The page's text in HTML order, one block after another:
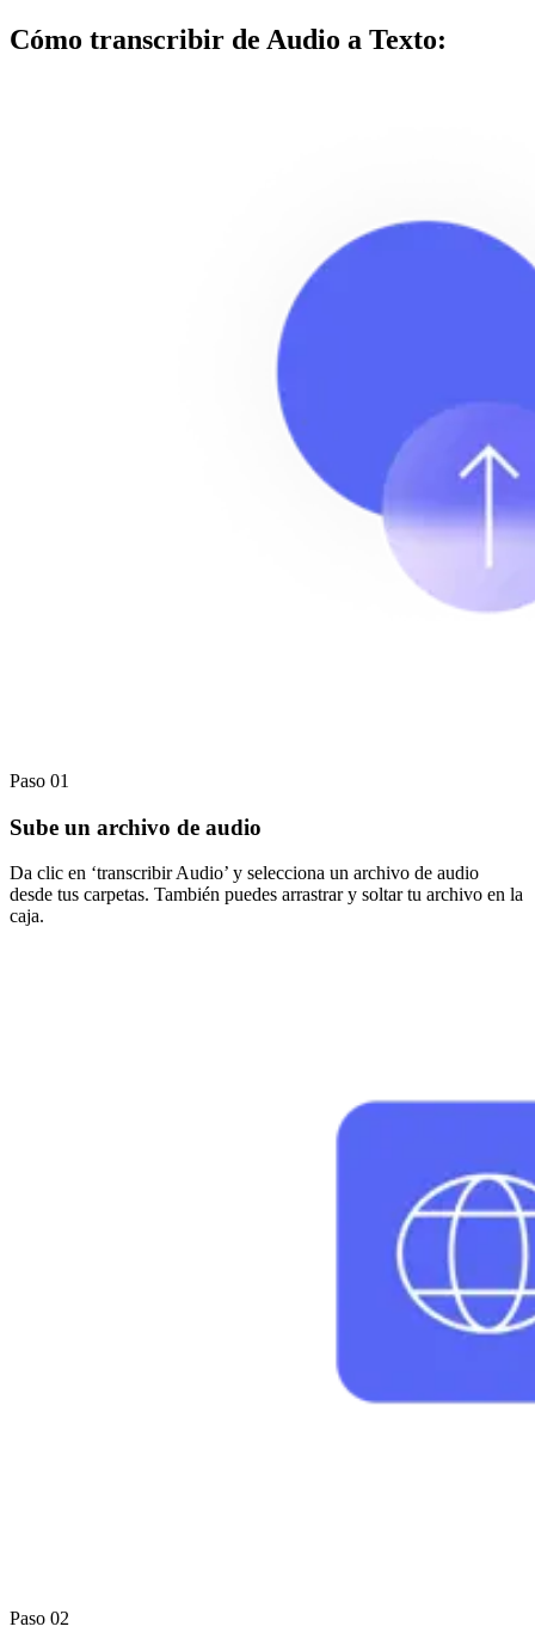
Cómo transcribir de Audio a Texto:
Paso 01
Sube un archivo de audio
Da clic en ‘transcribir Audio’ y selecciona un archivo de audio
desde tus carpetas. También puedes arrastrar y soltar tu archivo en la
caja.
Paso 02